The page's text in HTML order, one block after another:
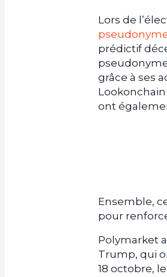
Lors de
prédictif
grâce à ses
ont
Ensemble,
pour
Polymarket
Trump, qui
18 octobre,